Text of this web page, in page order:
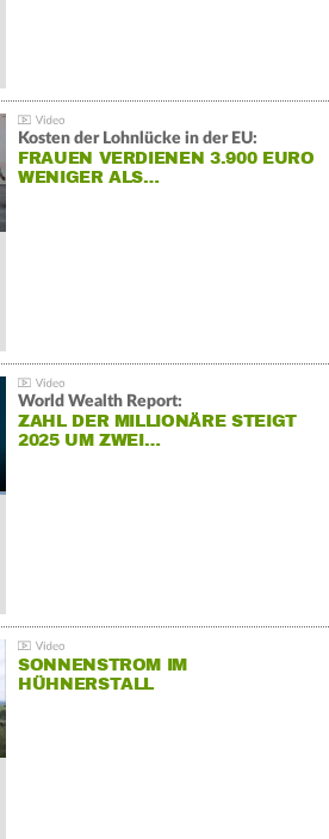
Kosten der Lohnlücke in der EU:
FRAUEN VERDIENEN 3.900 EURO
WENIGER ALS…
World Wealth Report:
ZAHL DER MILLIONÄRE STEIGT
2025 UM ZWEI…
SONNENSTROM IM
HÜHNERSTALL